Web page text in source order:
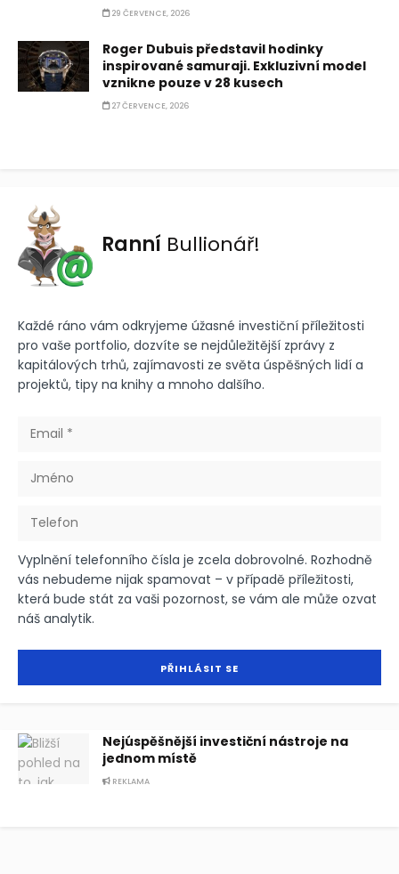
29 ČERVENCE, 2026
Roger Dubuis představil hodinky
inspirované samuraji. Exkluzivní model
vznikne pouze v 28 kusech
27 ČERVENCE, 2026
Ranní Bullionář!
Každé ráno vám odkryjeme úžasné investiční příležitosti
pro vaše portfolio, dozvíte se nejdůležitější zprávy z
kapitálových trhů, zajímavosti ze světa úspěšných lidí a
projektů, tipy na knihy a mnoho dalšího.
Vyplnění telefonního čísla je zcela dobrovolné. Rozhodně
vás nebudeme nijak spamovat – v případě příležitosti,
která bude stát za vaši pozornost, se vám ale může ozvat
náš analytik.
Nejúspěšnější investiční nástroje na
jednom místě
REKLAMA